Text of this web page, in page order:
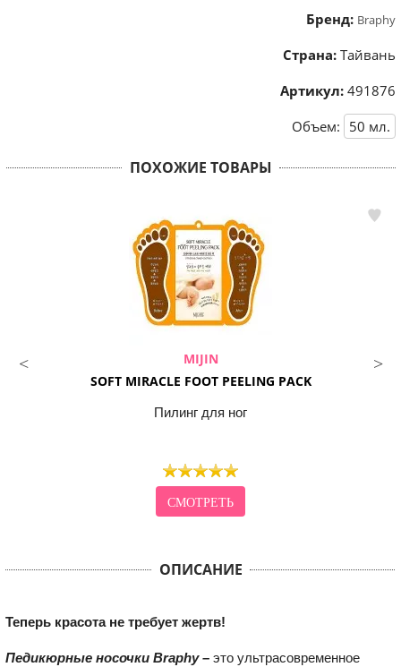
Бренд: Braphy
Страна: Тайвань
Артикул: 491876
Объем: 50 мл.
ПОХОЖИЕ ТОВАРЫ
MIJIN
SOFT MIRACLE FOOT PEELING PACK
Пилинг для ног
СМОТРЕТЬ
ОПИСАНИЕ
Теперь красота не требует жертв!
Педикюрные носочки Braphy – это ультрасовременное